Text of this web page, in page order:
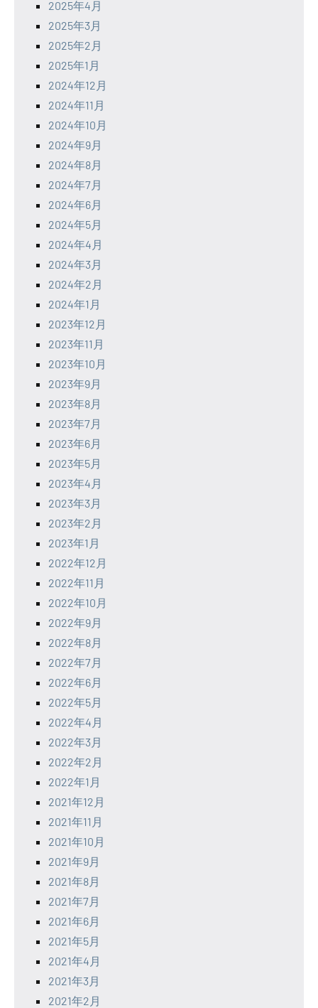
2025年4月
2025年3月
2025年2月
2025年1月
2024年12月
2024年11月
2024年10月
2024年9月
2024年8月
2024年7月
2024年6月
2024年5月
2024年4月
2024年3月
2024年2月
2024年1月
2023年12月
2023年11月
2023年10月
2023年9月
2023年8月
2023年7月
2023年6月
2023年5月
2023年4月
2023年3月
2023年2月
2023年1月
2022年12月
2022年11月
2022年10月
2022年9月
2022年8月
2022年7月
2022年6月
2022年5月
2022年4月
2022年3月
2022年2月
2022年1月
2021年12月
2021年11月
2021年10月
2021年9月
2021年8月
2021年7月
2021年6月
2021年5月
2021年4月
2021年3月
2021年2月